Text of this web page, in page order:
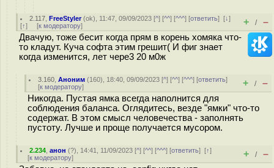
2.117 ,FreeStyler(ok), 11:47, 09/09/2023 [^] [^^] [^^^] [ответить][↓]
[↑] [к модератору] + / –
Двачую, тоже бесит когда прям в корень хомяка что-
то кладут. Куча софта этим грешит( И фиг знает
когда изменится, лет чере3 20 м0ж
3.160 ,Аноним (160), 18:40, 09/09/2023 [^] [^^] [^^^] [ответить]
[к модератору] + / –
Никогда. Пустая ямка всегда наполнится для
соблюдения баланса. Оглядитесь, везде "ямки" что-то
содержат. В этом смысл человечества - заполнять
пустоту. Лучше и проще получается мусором.
2.234 ,анон (?), 14:41, 11/09/2023 [^] [^^] [^^^] [ответить][↑]
[к модератору] + / –